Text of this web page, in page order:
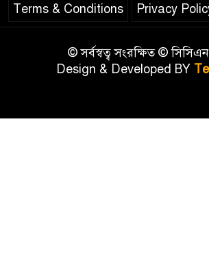
Terms & Conditions Privacy
© সর্বস্বত্ব সংরক্ষিত ©
Design & Developed BY